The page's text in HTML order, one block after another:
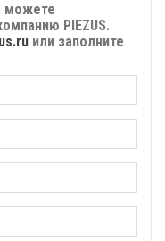
можете
PIEZUS.
или заполните